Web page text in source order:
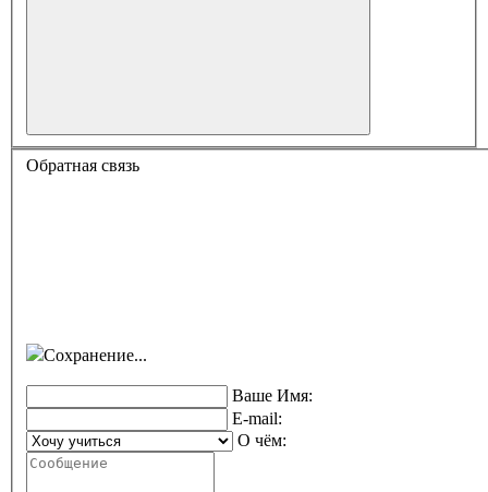
Обратная связь
Сохранение...
Ваше Имя:
E-mail:
О чём: